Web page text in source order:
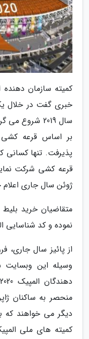
سال 2019
بر اساس قرعه
پذیرفت. تنها کسانی
قرعه کشی شرکت
ژوئن سال جاری
متقاضیان خرید
نموده و کد شناسایی المپیک 2020 توکیو
از پائیز سال جاری،
وسیله این
منحصر به ساکنان
دیگر می خواهند که
کمیته های ملی